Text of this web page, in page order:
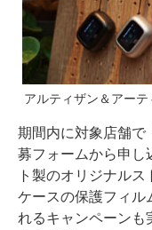
アルティザン＆アー
期間内に対象店舗で
募フォームから申し
ト製のオリジナル
ケースの保護フィル
れるキャンペーンも